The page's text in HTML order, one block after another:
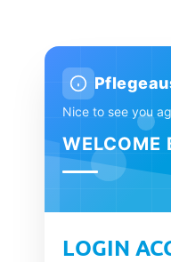
Nice to see you
WELCOME
LOGIN